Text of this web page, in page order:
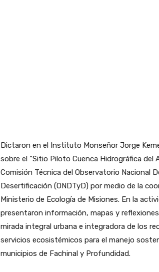
Dictaron en el Instituto Monseñor Jorge
sobre el “Sitio Piloto Cuenca Hidrográfica del
Comisión Técnica del Observatorio Nacional
Desertificación (ONDTyD) por medio de la
Ministerio de Ecología de Misiones. En la
presentaron información, mapas y
mirada integral urbana e integradora de los
servicios ecosistémicos para el manejo
municipios de Fachinal y Profundidad.